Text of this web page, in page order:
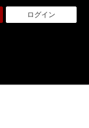
ログイン